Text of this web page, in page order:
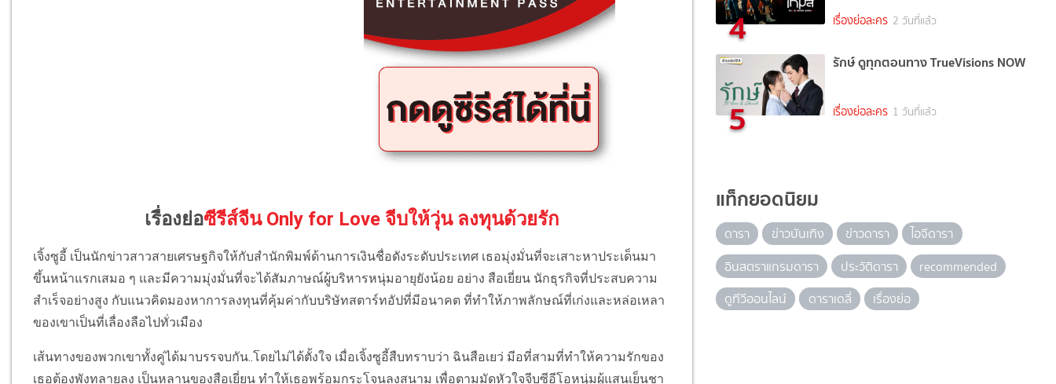
เรื่องย่อซีรีส์จีน Only for Love จีบให้วุ่น ลงทุนด้วยรัก
เจิ้งซูอี้ เป็นนักข่าวสาวสายเศรษฐกิจให้กับสำนักพิมพ์ด้านการเงินชื่อดังระดับประเทศ เธอมุ่งมั่นที่จะเสาะหาประเด็นมา
ขึ้นหน้าแรกเสมอ ๆ และมีความมุ่งมั่นที่จะได้สัมภาษณ์ผู้บริหารหนุ่มอายุยังน้อย อย่าง สือเยี่ยน นักธุรกิจที่ประสบความ
สำเร็จอย่างสูง กับแนวคิดมองหาการลงทุนที่คุ้มค่ากับบริษัทสตาร์ทอัปที่มีอนาคต ที่ทำให้ภาพลักษณ์ที่เก่งและหล่อเหลา
ของเขาเป็นที่เลื่องลือไปทั่วเมือง
เส้นทางของพวกเขาทั้งคู่ได้มาบรรจบกัน..โดยไม่ได้ตั้งใจ เมื่อเจิ้งซูอี้สืบทราบว่า ฉินสือเยว่ มีอที่สามที่ทำให้ความรักของ
เธอต้องพังทลายลง เป็นหลานของสือเยี่ยน ทำให้เธอพร้อมกระโจนลงสนาม เพื่อตามมัดหัวใจจีบซีอีโอหนุ่มผู้แสนเย็นชา
4 เรื่องย่อละคร 2 วันที่แล้ว
5
รักษ์ ดูทุกตอนทาง TrueVisions NOW
เรื่องย่อละคร 1 วันที่แล้ว
แท็กยอดนิยม
ดารา ข่าวบันเทิง ข่าวดารา
ไอจีดารา
อินสตราแกรมดารา
ประวัติดารา
recommended
ดูทีวีออนไลน์
ดาราเดลี่ เรื่องย่อ